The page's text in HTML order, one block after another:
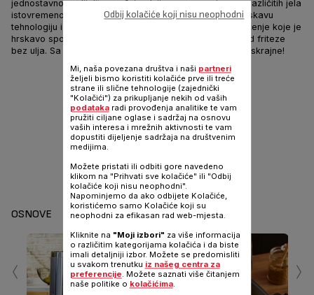
jednostavno podijelite uređaj u dvije zone za pripremu različitih jela
istovremeno. Ova friteza na vrući zrak koristi veoma hrskavu
tehnologiju i livenu rešetku za grill, nudeći savršeno pečenje koje je
hrskavo spolja, a sočno iznutra — uz manje ulja kao kod friteze
bez ulja. Sa 8 automatskih programa, mogućnosti su beskrajne!
Dijeli Šalji
OSNOVE
‹ ›
Mi, naša povezana društva i naši partneri
željeli bismo koristiti kolačiće prve ili treće
strane ili slične tehnologije (zajednički
"Kolačići") za prikupljanje nekih od vaših
podatakaradi provođenja analitike te vam
pružiti ciljane oglase i sadržaj na osnovu
vaših interesa i mrežnih aktivnosti te vam
dopustiti dijeljenje sadržaja na društvenim
medijima.
Možete pristati ili odbiti gore navedeno
klikom na "Prihvati sve kolačiće" ili "Odbij
kolačiće koji nisu neophodni".
Napominjemo da ako odbijete Kolačiće,
koristićemo samo Kolačiće koji su
neophodni za efikasan rad web-mjesta.
Kliknite na "Moji izbori" za više informacija
o različitim kategorijama kolačića i da biste
imali detaljniji izbor. Možete se predomisliti
u svakom trenutku iz našeg centra za
preferencije. Možete saznati više čitanjem
naše politike o kolačićima.
Odbij kolačiće koji nisu neophodni